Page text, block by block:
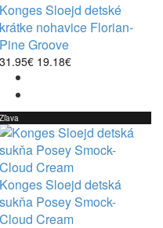
Konges Sloejd detské
krátke nohavice Florian-
Pine Groove
31.95€ 19.18€
Zľava
Konges Sloejd detská
sukňa Posey Smock-
Cloud Cream